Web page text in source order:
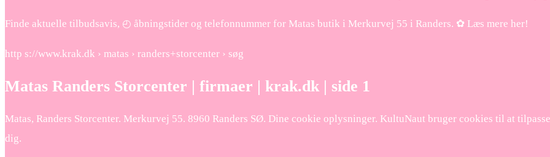
Finde aktuelle tilbudsavis, ◴ åbningstider og telefonnummer for Matas butik i Merkurvej 55 i Randers. ✿ Læs mere her!
http s://www.krak.dk › matas › randers+storcenter › søg
Matas Randers Storcenter | firmaer | krak.dk | side 1
Matas, Randers Storcenter. Merkurvej 55. 8960 Randers SØ. Dine cookie oplysninger. KultuNaut bruger cookies til at
dig.